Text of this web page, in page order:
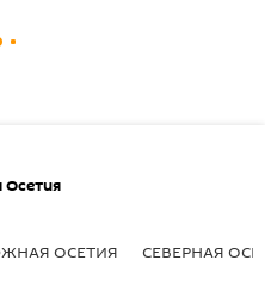
ОСЕТИЯ СЕВЕРНАЯ